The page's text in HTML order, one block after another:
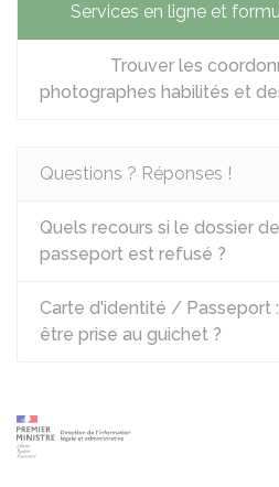
Services en ligne et
Trouver les
photographes habilités et
Questions ? Réponses !
Quels recours si le dossier
passeport est refusé ?
Carte d'identité / Passeport
être prise au guichet ?